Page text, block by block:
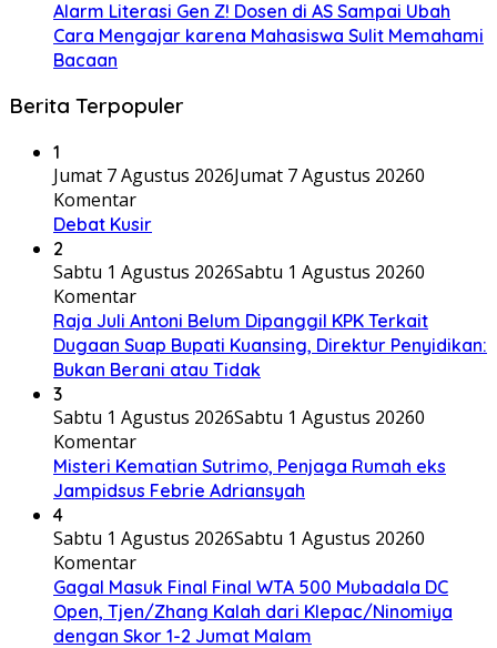
Alarm Literasi Gen Z! Dosen di AS Sampai Ubah
Cara Mengajar karena Mahasiswa Sulit Memahami
Bacaan
Berita Terpopuler
1
Jumat 7 Agustus 2026Jumat 7 Agustus 20260
Komentar
Debat Kusir
2
Sabtu 1 Agustus 2026Sabtu 1 Agustus 20260
Komentar
Raja Juli Antoni Belum Dipanggil KPK Terkait
Dugaan Suap Bupati Kuansing, Direktur Penyidikan:
Bukan Berani atau Tidak
3
Sabtu 1 Agustus 2026Sabtu 1 Agustus 20260
Komentar
Misteri Kematian Sutrimo, Penjaga Rumah eks
Jampidsus Febrie Adriansyah
4
Sabtu 1 Agustus 2026Sabtu 1 Agustus 20260
Komentar
Gagal Masuk Final Final WTA 500 Mubadala DC
Open, Tjen/Zhang Kalah dari Klepac/Ninomiya
dengan Skor 1-2 Jumat Malam